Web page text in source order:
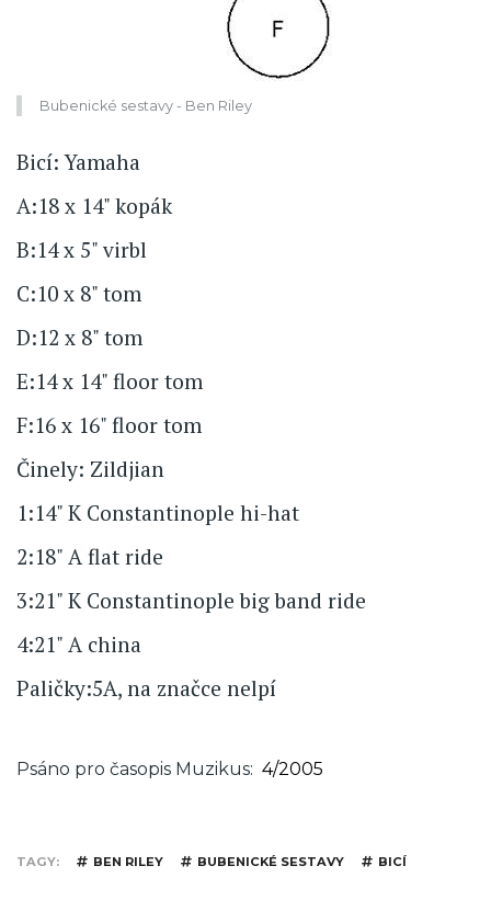
Bubenické sestavy - Ben Riley
Bicí: Yamaha
A:18 x 14" kopák
B:14 x 5" virbl
C:10 x 8" tom
D:12 x 8" tom
E:14 x 14" floor tom
F:16 x 16" floor tom
Činely: Zildjian
1:14" K Constantinople hi-hat
2:18" A flat ride
3:21" K Constantinople big band ride
4:21" A china
Paličky:5A, na značce nelpí
Psáno pro časopis Muzikus 4/2005
TAGY BEN RILEY BUBENICKÉ SESTAVY BICÍ